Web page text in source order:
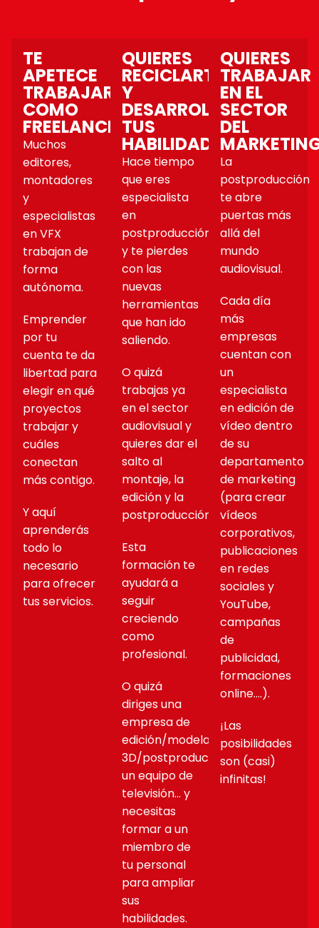
TE
APETECE
TRABAJAR
COMO
FREELANCE
Muchos
editores,
montadores
y
especialistas
en VFX
trabajan de
forma
autónoma.
Emprender
por tu
cuenta te da
libertad para
elegir en qué
proyectos
trabajar y
cuáles
conectan
más contigo.
Y aquí
aprenderás
todo lo
necesario
para ofrecer
tus servicios.
QUIERES
RECICLARTE
Y
DESARROLLAR
TUS
HABILIDADES
Hace tiempo
que eres
especialista
en
postproducción
y te pierdes
con las
nuevas
herramientas
que han ido
saliendo.
O quizá
trabajas ya
en el sector
audiovisual y
quieres dar el
salto al
montaje, la
edición y la
postproducción.
Esta
formación te
ayudará a
seguir
creciendo
como
profesional.
O quizá
diriges una
empresa de
edición/modelado
3D/postproducción,
un equipo de
televisión… y
necesitas
formar a un
miembro de
tu personal
para ampliar
sus
habilidades.
QUIERES
TRABAJAR
EN EL
SECTOR
DEL
La
postproducción
te abre
puertas más
allá del
mundo
audiovisual.
Cada día
más
empresas
cuentan con
un
especialista
en edición de
vídeo dentro
de su
departamento
de marketing
(para crear
vídeos
corporativos,
publicaciones
en redes
sociales y
YouTube,
campañas
de
publicidad,
formaciones
online….).
¡Las
posibilidades
son (casi)
infinitas!